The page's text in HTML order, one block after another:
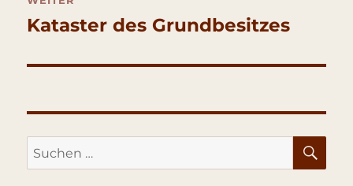
Nächster
Kataster des Grundbesitzes
Suche
nach: